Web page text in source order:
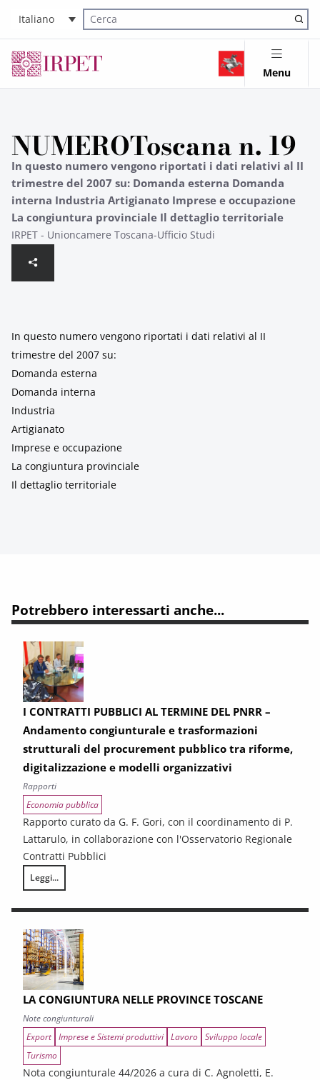
Italiano
Cerca nel sito
Menu
NUMEROToscana n. 19
In questo numero vengono riportati i dati relativi al II
trimestre del 2007 su: Domanda esterna Domanda
interna Industria Artigianato Imprese e occupazione
La congiuntura provinciale Il dettaglio territoriale
IRPET - Unioncamere Toscana-Ufficio Studi
In questo numero vengono riportati i dati relativi al II
trimestre del 2007 su:
Domanda esterna
Domanda interna
Industria
Artigianato
Imprese e occupazione
La congiuntura provinciale
Il dettaglio territoriale
Potrebbero interessarti anche...
I CONTRATTI PUBBLICI AL TERMINE DEL PNRR –
Andamento congiunturale e trasformazioni
strutturali del procurement pubblico tra riforme,
digitalizzazione e modelli organizzativi
Rapporti
Economia pubblica
Rapporto curato da G. F. Gori, con il coordinamento di P.
Lattarulo, in collaborazione con l'Osservatorio Regionale
Contratti Pubblici
Leggi...
I CONTRATTI PUBBLICI AL TERMINE DEL PNRR – Andamento
LA CONGIUNTURA NELLE PROVINCE TOSCANE
Note congiunturali
Export Imprese e Sistemi produttivi Lavoro Sviluppo locale
Turismo
Nota congiunturale 44/2026 a cura di C. Agnoletti, E.